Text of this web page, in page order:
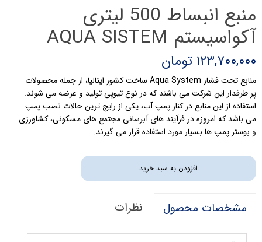
منبع انبساط 500 لیتری
آکواسیستم AQUA SISTEM
۱۲۳,۷۰۰,۰۰۰ تومان
منابع تحت فشار Aqua System ساخت کشور ایتالیا، از جمله محصولات
پر طرفدار این شرکت می باشند که در نوع تیوپی تولید و عرضه می شوند.
استفاده از این منابع در کنار پمپ آب، یکی از رایج ترین حالات نصب پمپ
می باشد که امروزه در فرآیند های آبرسانی مجتمع های مسکونی، کشاورزی
و بوستر پمپ ها بسیار مورد استفاده قرار می گیرند.
افزودن به سبد خرید
مشخصات محصول نظرات